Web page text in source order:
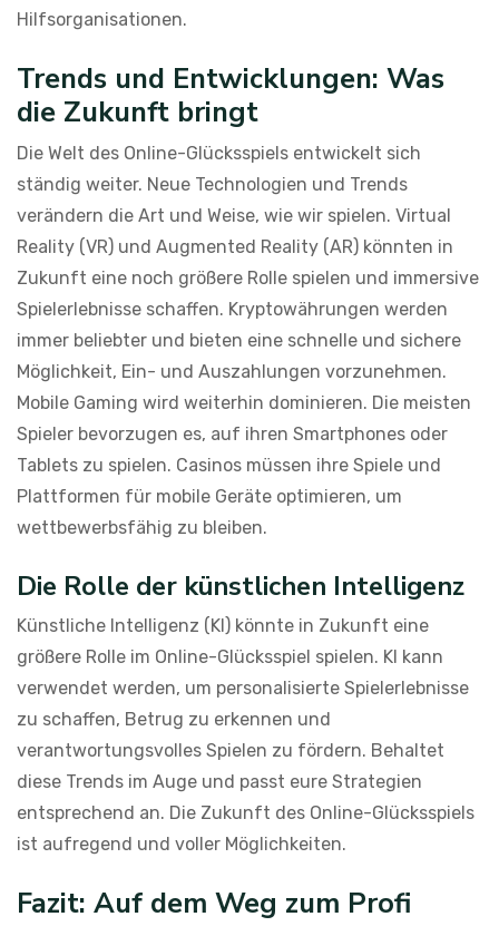
Hilfsorganisationen.
Trends und Entwicklungen: Was
die Zukunft bringt
Die Welt des Online-Glücksspiels entwickelt sich
ständig weiter. Neue Technologien und Trends
verändern die Art und Weise, wie wir spielen. Virtual
Reality (VR) und Augmented Reality (AR) könnten in
Zukunft eine noch größere Rolle spielen und immersive
Spielerlebnisse schaffen. Kryptowährungen werden
immer beliebter und bieten eine schnelle und sichere
Möglichkeit, Ein- und Auszahlungen vorzunehmen.
Mobile Gaming wird weiterhin dominieren. Die meisten
Spieler bevorzugen es, auf ihren Smartphones oder
Tablets zu spielen. Casinos müssen ihre Spiele und
Plattformen für mobile Geräte optimieren, um
wettbewerbsfähig zu bleiben.
Die Rolle der künstlichen Intelligenz
Künstliche Intelligenz (KI) könnte in Zukunft eine
größere Rolle im Online-Glücksspiel spielen. KI kann
verwendet werden, um personalisierte Spielerlebnisse
zu schaffen, Betrug zu erkennen und
verantwortungsvolles Spielen zu fördern. Behaltet
diese Trends im Auge und passt eure Strategien
entsprechend an. Die Zukunft des Online-Glücksspiels
ist aufregend und voller Möglichkeiten.
Fazit: Auf dem Weg zum Profi